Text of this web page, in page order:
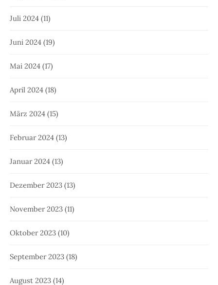
Juli 2024 (11)
Juni 2024 (19)
Mai 2024 (17)
April 2024 (18)
März 2024 (15)
Februar 2024 (13)
Januar 2024 (13)
Dezember 2023 (13)
November 2023 (11)
Oktober 2023 (10)
September 2023 (18)
August 2023 (14)